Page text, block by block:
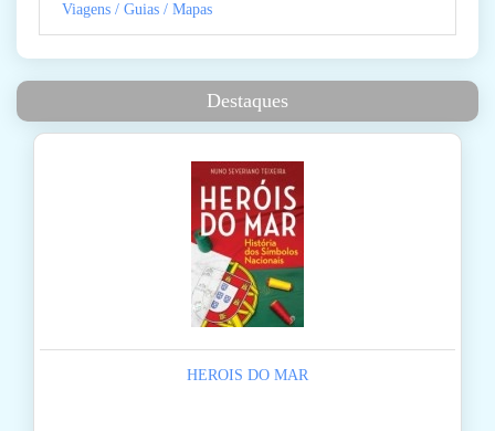
Viagens / Guias / Mapas
Destaques
HEROIS DO MAR